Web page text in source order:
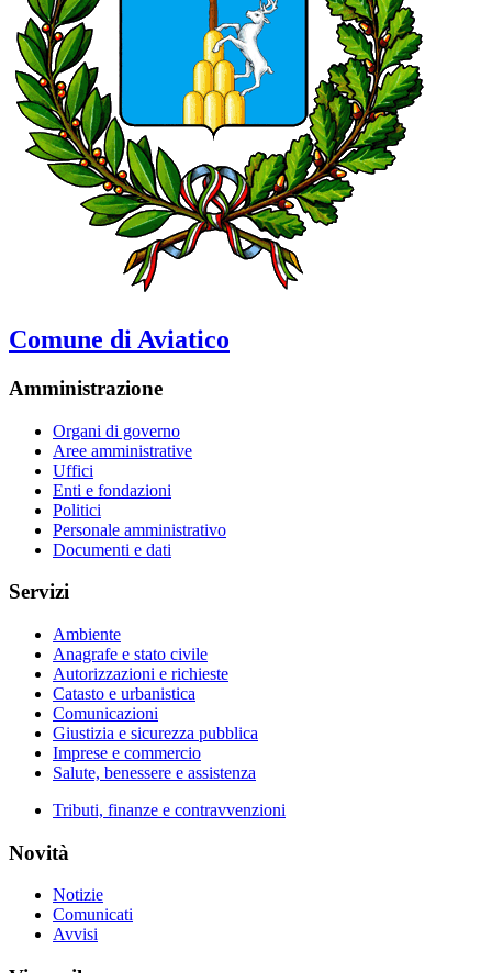
Comune di Aviatico
Amministrazione
Organi di governo
Aree amministrative
Uffici
Enti e fondazioni
Politici
Personale amministrativo
Documenti e dati
Servizi
Ambiente
Anagrafe e stato civile
Autorizzazioni e richieste
Catasto e urbanistica
Comunicazioni
Giustizia e sicurezza pubblica
Imprese e commercio
Salute, benessere e assistenza
Tributi, finanze e contravvenzioni
Novità
Notizie
Comunicati
Avvisi